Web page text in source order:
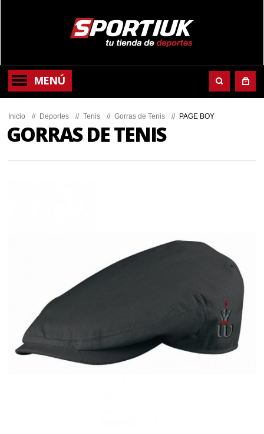
MENÚ
Inicio // Deportes // Tenis // Gorras de Tenis // PAGE BOY
GORRAS DE TENIS